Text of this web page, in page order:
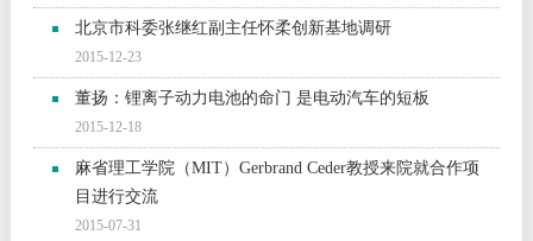
北京市科委张继红副主任怀柔创新基地调研
2015-12-23
董扬：锂离子动力电池的命门 是电动汽车的短板
2015-12-18
麻省理工学院（MIT）Gerbrand Ceder教授来院就合作项
目进行交流
2015-07-31